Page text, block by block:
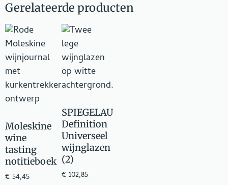
Gerelateerde producten
Moleskine
wine
tasting
notitieboek
€ 54,45
SPIEGELAU
Definition
Universeel
wijnglazen
(2)
€ 102,85